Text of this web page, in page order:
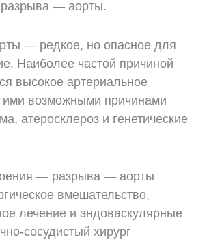
— аорты.
— редкое, но опасное для
Наиболее частой причиной
высокое артериальное
возможными причинами
атеросклероз и генетические
— разрыва — аорты
вмешательство,
лечение и эндоваскулярные
сосудистый хирург